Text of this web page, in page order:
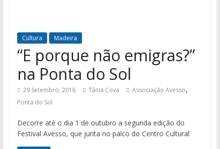
Cultura Madeira
“E porque não emigras?”
na Ponta do Sol
29 Setembro, 2016 Tânia Cova Associação Avesso,
Ponta do Sol
Decorre até o dia 1 de outubro a segunda edição do
Festival Avesso, que junta no palco do Centro Cultural